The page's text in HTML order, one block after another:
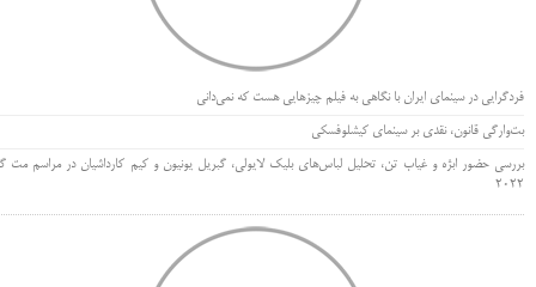
فردگرایی در سینمای ایران با نگاهی به فیلم چیزهایی هست که نمی‌دانی
بت‌وارگی قانون، نقدی بر سینمای کیشلوفسکی
بررسی حضور ابژه و غیاب تن، تحلیل لباس‌های بلیک لایولی، گبریل یونیون و کیم کارداشیان در مراسم مت
۲۰۲۲